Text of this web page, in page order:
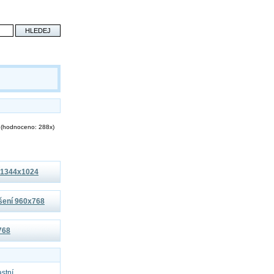
(hodnoceno: 288x)
960x768